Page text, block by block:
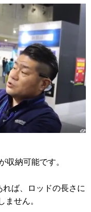
収納可能です。
ば、ロッドの長さに
ません。